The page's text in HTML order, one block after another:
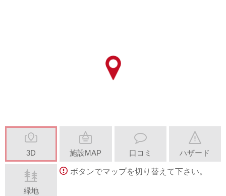
3D 施設MAP 口コミ ハザード
緑地
ボタンでマップを切り替えて下さい。